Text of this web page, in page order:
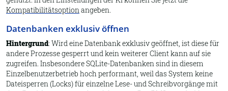
Kompatibilitätsoptionangeben.
Datenbanken exklusiv öffnen
Hintergrund: Wird eine Datenbank exklusiv geöffnet, ist diese für
andere Prozesse gesperrt und kein weiterer Client kann auf sie
zugreifen. Insbesondere SQLite-Datenbanken sind in diesem
Einzelbenutzerbetrieb hoch performant, weil das System keine
Dateisperren (Locks) für einzelne Lese- und Schreibvorgänge mit